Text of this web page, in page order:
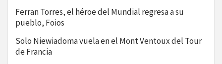
Ferran Torres, el héroe del Mundial regresa a su
pueblo, Foios
Solo Niewiadoma vuela en el Mont Ventoux del Tour
de Francia